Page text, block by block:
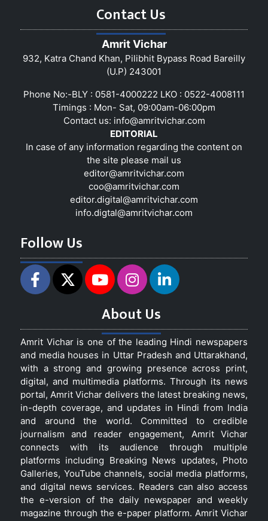
Contact Us
Amrit Vichar
932, Katra Chand Khan, Pilibhit Bypass Road Bareilly
(U.P) 243001
Phone No:-BLY : 0581-4000222 LKO : 0522-4008111
Timings : Mon- Sat, 09:00am-06:00pm
Contact us: info@amritvichar.com
EDITORIAL
In case of any information regarding the content on
the site please mail us
editor@amritvichar.com
coo@amritvichar.com
editor.digital@amritvichar.com
info.digtal@amritvichar.com
Follow Us
About Us
Amrit Vichar is one of the leading Hindi newspapers
and media houses in Uttar Pradesh and Uttarakhand,
with a strong and growing presence across print,
digital, and multimedia platforms. Through its news
portal, Amrit Vichar delivers the latest breaking news,
in-depth coverage, and updates in Hindi from India
and around the world. Committed to credible
journalism and reader engagement, Amrit Vichar
connects with its audience through multiple
platforms including Breaking News updates, Photo
Galleries, YouTube channels, social media platforms,
and digital news services. Readers can also access
the e-version of the daily newspaper and weekly
magazine through the e-paper platform. Amrit Vichar